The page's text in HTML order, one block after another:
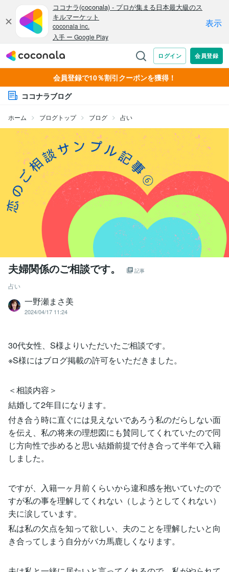
会員登録で10％割引クーポンを獲得！
ココナラブログ
ホーム ブログトップ ブログ 占い
夫婦関係のご相談です。 記事
占い
一野瀬まさ美
2024/04/17 11:24
30代女性、S様よりいただいたご相談です。
※S様にはブログ掲載の許可をいただきました。
＜相談内容＞
結婚して2年目になります。
付き合う時に直ぐには見えないであろう私のだらしない面
を伝え、私の将来の理想図にも賛同してくれていたので同
じ方向性で歩めると思い結婚前提で付き合って半年で入籍
しました。
ですが、入籍一ヶ月前くらいから違和感を抱いていたので
すが私の事を理解してくれない（しようとしてくれない）
夫に涙しています。
私は私の欠点を知って欲しい、夫のことを理解したいと向
き合ってしまう自分がバカ馬鹿しくなります。